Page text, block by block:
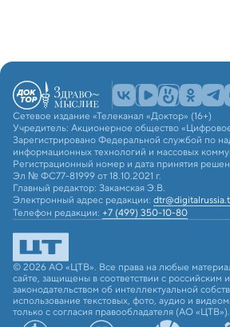
Сетевое издание «Телеканал «Доктор» (16+)
Учредитель: Акционерное общество
Зарегистрировано Федеральной службой по
информационных технологий и массовых
Регистрационный номер и дата принятия
Эл № ФС77-81999 от 18.10.2021 г.
Главный редактор: Закамская Э.В.
Электронный адрес редакции:
Телефон редакции: +7 (499) 350-10-80
© 2026 АО «ЦТВ». Все права на любые
сайте, защищены в соответствии с
законодательством об интеллектуальной
использование текстовых, фото, аудио и
только с согласия правообладателя (АО